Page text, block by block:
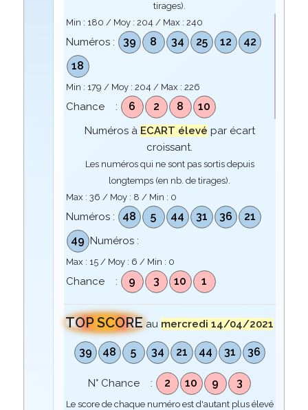
tirages).
Min : 180 / Moy : 204 / Max : 240
Numéros : 39 8 34 25 12
42
18
Min : 179 / Moy : 204 / Max : 226
Chance : 6 2 8 10
Numéros à ECART élevé par écart
croissant.
Les numéros qui ne sont pas sortis depuis
longtemps (en nb. de tirages).
Max : 36 / Moy : 8 / Min : 0
Numéros : 48 5 44 31 36
21
49 Numéros :
Max : 15/ Moy : 6 / Min : 0
Chance : 9 3 10 1
TOP SCORE au mercredi 14/04/2021
39 48 5 34 21 44 31 36
N° Chance : 2 10 9 3
Le score de chaque numéro est d'autant plus élevé